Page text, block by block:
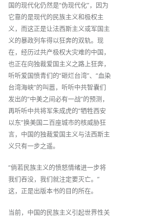
国的现代化仍然是“伪现代化”，因为
它靠的是现代的民族主义和极权主
义，而这正是让法西斯主义或军国主
义的暴政列车得以狂奔的双轨。现
在，经历过共产极权大灾难的中国，
也正在向独裁爱国主义之路上狂奔，
听听爱国愤青们的“砸烂台湾”、“血染
台湾海峡”的叫嚣，听听中共智囊们
发出的“中美之间必有一战”的预测，
再听听中共将军朱成虎的“牺牲西安
以东”换美国二百座城市的核威胁狂
言，中国的独裁爱国主义与法西斯主
义只有一步之遥。
“倘若民族主义的愤怒情绪进一步将
我们吞没，我们就注定要灭亡。”
这，正是出版本书的目的所在。
当前，中国的民族主义引起世界性关